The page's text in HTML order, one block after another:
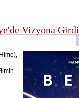
Vizyona Girdi